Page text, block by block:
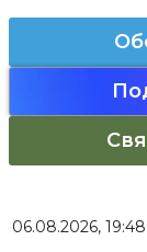
06.08.2026, 19:48